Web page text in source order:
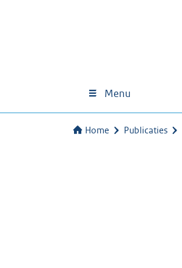
Menu
Home Publicaties